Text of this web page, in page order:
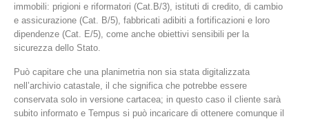
immobili: prigioni e riformatori (Cat.B/3), istituti di credito, di cambio
e assicurazione (Cat. B/5), fabbricati adibiti a fortificazioni e loro
dipendenze (Cat. E/5), come anche obiettivi sensibili per la
sicurezza dello Stato.
Può capitare che una planimetria non sia stata digitalizzata
nell’archivio catastale, il che significa che potrebbe essere
conservata solo in versione cartacea; in questo caso il cliente sarà
subito informato e Tempus si può incaricare di ottenere comunque il